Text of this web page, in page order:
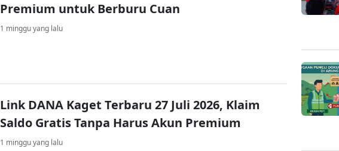
Premium untuk Berburu Cuan
1 minggu yang lalu
Link DANA Kaget Terbaru 27 Juli 2026, Klaim
Saldo Gratis Tanpa Harus Akun Premium
1 minggu yang lalu